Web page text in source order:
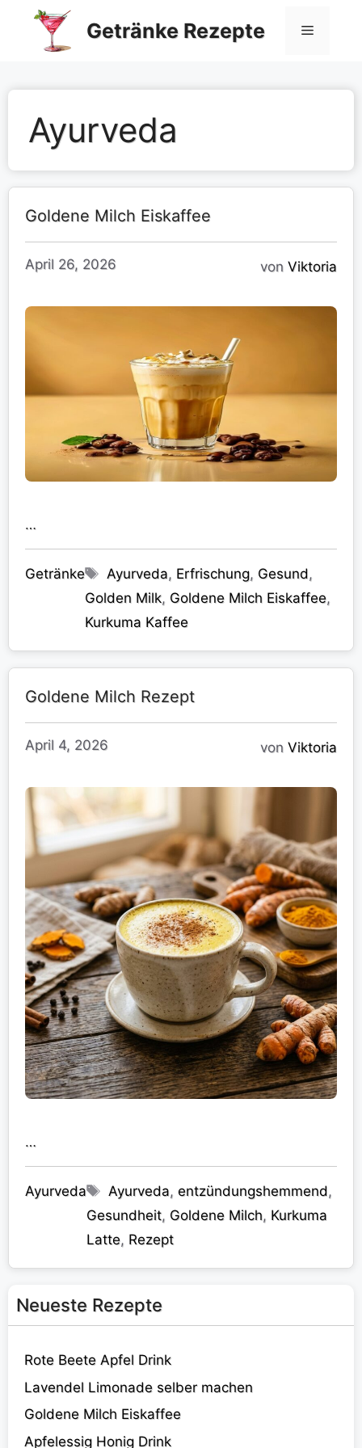
springen
Getränke Rezepte Menü
Ayurveda
Goldene Milch Eiskaffee
April 26, 2026 von Viktoria
…
Kategorien
Getränke Schlagwörter
Ayurveda, Erfrischung, Gesund,
Golden Milk, Goldene Milch Eiskaffee,
Kurkuma Kaffee
Goldene Milch Rezept
April 4, 2026 von Viktoria
…
Kategorien
Ayurveda Schlagwörter
Ayurveda,entzündungshemmend,
Gesundheit, Goldene Milch, Kurkuma
Latte, Rezept
Neueste Rezepte
Rote Beete Apfel Drink
Lavendel Limonade selber machen
Goldene Milch Eiskaffee
Apfelessig Honig Drink